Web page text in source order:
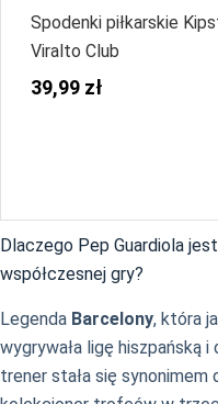
Spodenki piłkarskie
Viralto Club
39,99 zł
Dlaczego Pep Guardiola
współczesnej gry?
Legenda Barcelony, która
wygrywała ligę hiszpańską
trener stała się synonimem